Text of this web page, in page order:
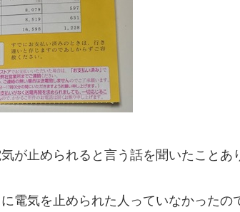
が止められると言う話を聞いたことあ
電気を止められた人っていなかったの